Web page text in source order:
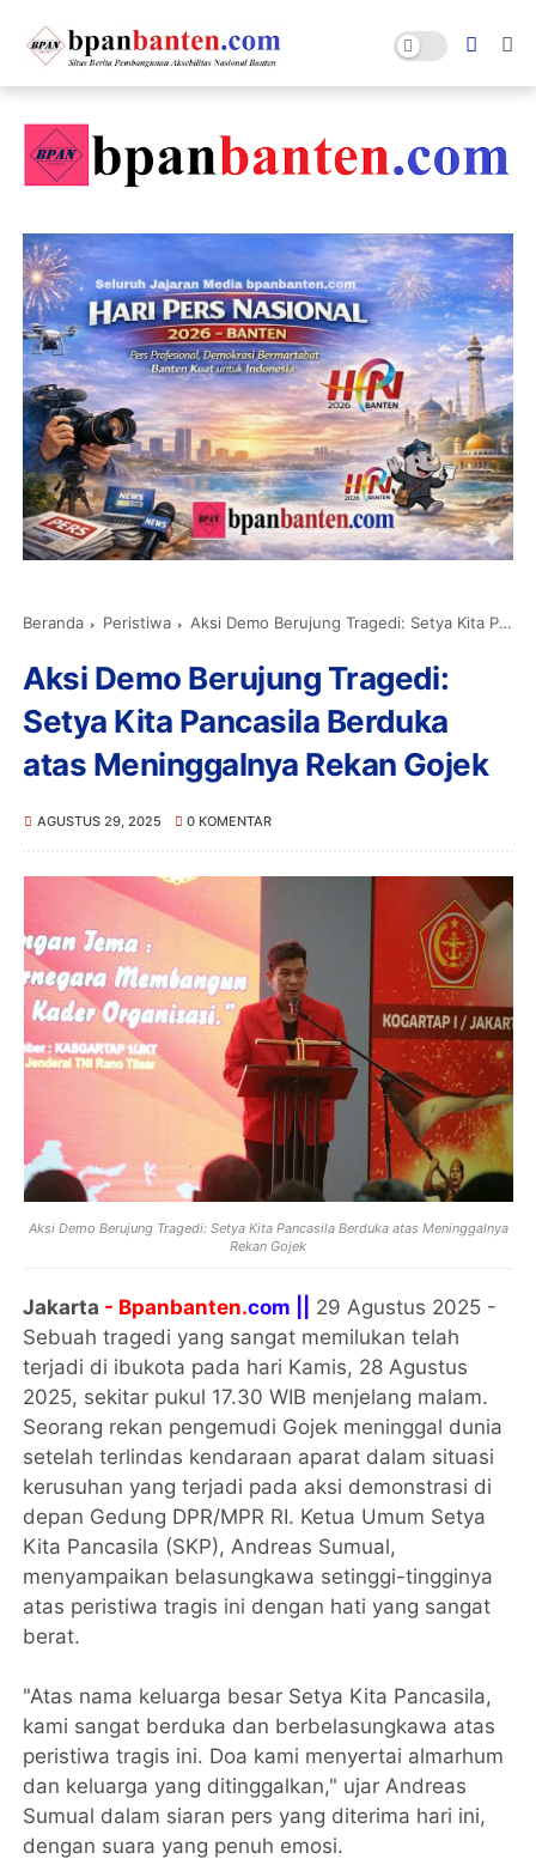
Beranda Peristiwa Aksi Demo Berujung Tragedi: Setya Kita Pancasila Berduka atas Meninggalnya Rekan Gojek
Aksi Demo Berujung Tragedi:
Setya Kita Pancasila Berduka
atas Meninggalnya Rekan Gojek
AGUSTUS 29, 2025 0 KOMENTAR
Aksi Demo Berujung Tragedi: Setya Kita Pancasila Berduka atas Meninggalnya
Rekan Gojek
Jakarta - Bpanbanten.com ||
29 Agustus 2025 -
Sebuah tragedi yang sangat memilukan telah
terjadi di ibukota pada hari Kamis, 28 Agustus
2025, sekitar pukul 17.30 WIB menjelang malam.
Seorang rekan pengemudi Gojek meninggal dunia
setelah terlindas kendaraan aparat dalam situasi
kerusuhan yang terjadi pada aksi demonstrasi di
depan Gedung DPR/MPR RI. Ketua Umum Setya
Kita Pancasila (SKP), Andreas Sumual,
menyampaikan belasungkawa setinggi-tingginya
atas peristiwa tragis ini dengan hati yang sangat
berat.
"Atas nama keluarga besar Setya Kita Pancasila,
kami sangat berduka dan berbelasungkawa atas
peristiwa tragis ini. Doa kami menyertai almarhum
dan keluarga yang ditinggalkan," ujar Andreas
Sumual dalam siaran pers yang diterima hari ini,
dengan suara yang penuh emosi.